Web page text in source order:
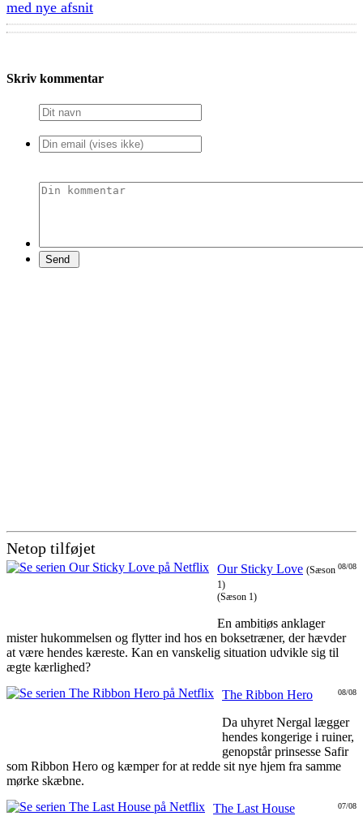
med nye afsnit
Skriv kommentar
Netop tilføjet
08/08
Our Sticky Love (Sæson
1)
(Sæson 1)
En ambitiøs anklager
mister hukommelsen og flytter ind hos en boksetræner, der hævder
at være hendes kæreste. Kan en vanskelig situation udvikle sig til
ægte kærlighed?
08/08
The Ribbon Hero
Da uhyret Nergal lægger
hendes kongerige i ruiner,
genopstår prinsesse Safir
som Ribbon Hero og kæmper for at redde sit nye hjem fra samme
mørke skæbne.
07/08
The Last House